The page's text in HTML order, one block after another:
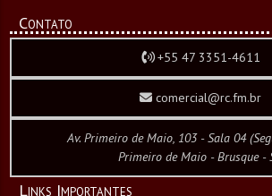
Contato
+55 47 3351-4611
comercial@rc.fm.br
Av. Primeiro de Maio, 103 - Sala 04
Primeiro de Maio - Brusque -
Links Importantes